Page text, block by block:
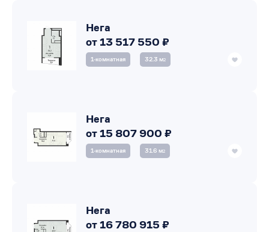
Нега
от 13 517 550 ₽
1‑комнатная 32.3 м2
Нега
от 15 807 900 ₽
1‑комнатная 31.6 м2
Нега
от 16 780 915 ₽